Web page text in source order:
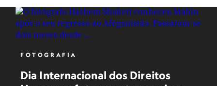
FOTOGRAFIA
Dia Internacional dos Direitos